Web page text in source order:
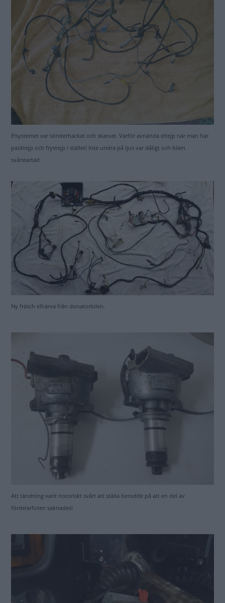
Elsystemet var sönderhackat och skarvat. Varför avnända eltejp när man har
packtejp och frystejp i stället! Inte undra på ljus var dåligt och bilen
svårstartad
Ny fräsch elhärva från donatorbilen.
Att tändning varit notoriskt svårt att ställa berodde på att en del av
fördelarfoten saknades!